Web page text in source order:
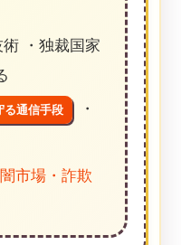
術 ・独裁国家
る通信手段
・
市場・詐欺